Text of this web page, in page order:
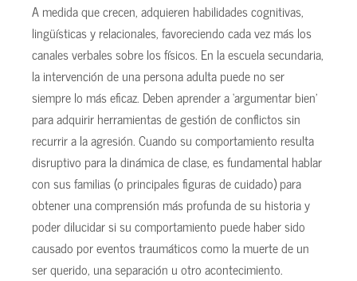
A medida que crecen, adquieren habilidades cognitivas,
lingüísticas y relacionales, favoreciendo cada vez más los
canales verbales sobre los físicos. En la escuela secundaria,
la intervención de una persona adulta puede no ser
siempre lo más eficaz. Deben aprender a ‘argumentar bien’
para adquirir herramientas de gestión de conflictos sin
recurrir a la agresión. Cuando su comportamiento resulta
disruptivo para la dinámica de clase, es fundamental hablar
con sus familias (o principales figuras de cuidado) para
obtener una comprensión más profunda de su historia y
poder dilucidar si su comportamiento puede haber sido
causado por eventos traumáticos como la muerte de un
ser querido, una separación u otro acontecimiento.